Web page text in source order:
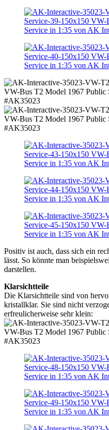
Positiv ist auch, dass sich ein
lässt. So könnte man
darstellen.
Klarsichtteile
Die Klarsichtteile sind von
kristallklar. Sie sind nicht
erfreulicherweise sehr klein: